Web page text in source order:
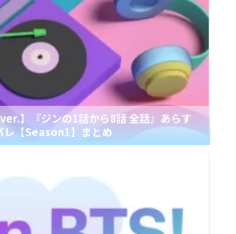
】『ジンの1話から8話 全話』あらす
レ【Season1】まとめ